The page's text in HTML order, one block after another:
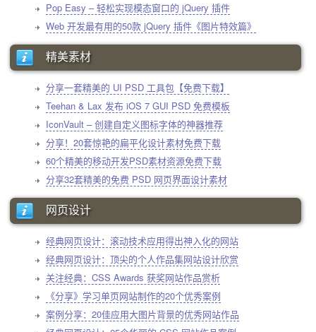
Pop Easy – 轻松实现模态窗口的 jQuery 插件
Web 开发最有用的50款 jQuery 插件《图片特效篇》
精美素材
分享一套精美的 UI PSD 工具包【免费下载】
Teehan & Lax 发布 iOS 7 GUI PSD 免费模板
IconVault – 创建自定义图标字体的神器推荐
分享！20套惊艳的扁平化设计素材免费下载
60个精美的移动开发PSD素材资源免费下载
分享32套精美的免费 PSD 网页界面设计素材
网页设计
经典网页设计：滚动技术应用得出神入化的网站
经典网页设计：顶尖的个人作品集网站设计欣赏
关注经典：CSS Awards 获奖网站作品赏析
《分享》学习单页网站制作的20个优秀案例
案例分享：20佳应用大图片背景的优秀网站作品